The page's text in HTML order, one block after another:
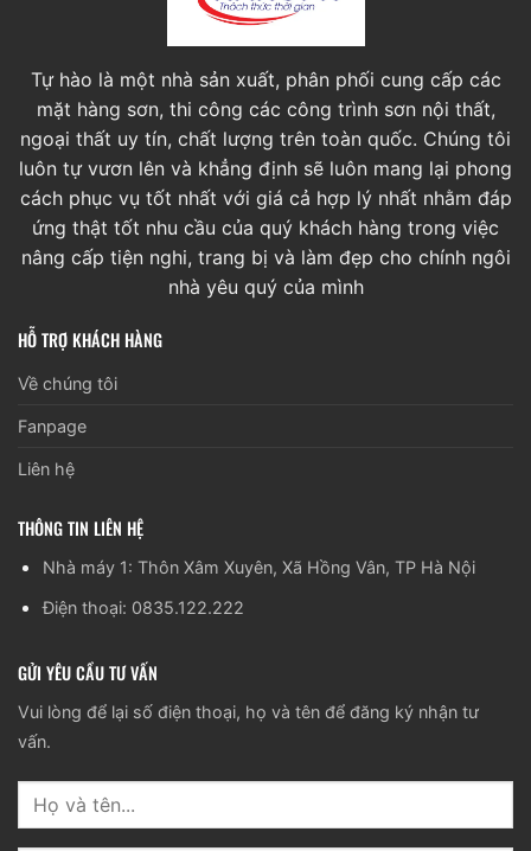
Tự hào là một nhà sản xuất, phân phối cung cấp các
mặt hàng sơn, thi công các công trình sơn nội thất,
ngoại thất uy tín, chất lượng trên toàn quốc. Chúng tôi
luôn tự vươn lên và khẳng định sẽ luôn mang lại phong
cách phục vụ tốt nhất với giá cả hợp lý nhất nhằm đáp
ứng thật tốt nhu cầu của quý khách hàng trong việc
nâng cấp tiện nghi, trang bị và làm đẹp cho chính ngôi
nhà yêu quý của mình
HỖ TRỢ KHÁCH HÀNG
Về chúng tôi
Fanpage
Liên hệ
THÔNG TIN LIÊN HỆ
Nhà máy 1: Thôn Xâm Xuyên, Xã Hồng Vân, TP Hà Nội
Điện thoại: 0835.122.222
GỬI YÊU CẦU TƯ VẤN
Vui lòng để lại số điện thoại, họ và tên để đăng ký nhận tư
vấn.